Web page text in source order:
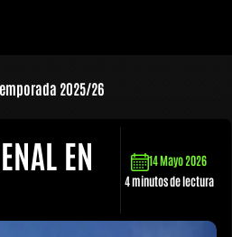
2025/26
EN
14 Mayo 2026
4 minutos de lectura